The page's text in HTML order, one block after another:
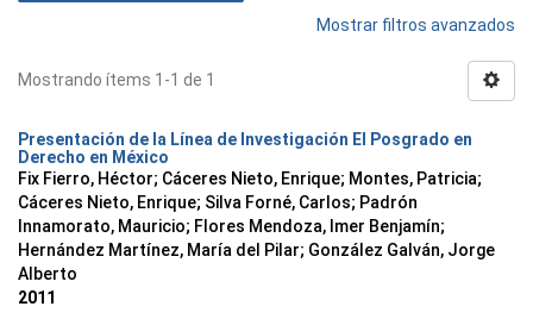
Mostrar filtros avanzados
Mostrando ítems 1-1 de 1
Presentación de la Línea de Investigación El Posgrado en
Derecho en México
Fix Fierro, Héctor; Cáceres Nieto, Enrique; Montes, Patricia;
Cáceres Nieto, Enrique; Silva Forné, Carlos; Padrón
Innamorato, Mauricio; Flores Mendoza, Imer Benjamín;
Hernández Martínez, María del Pilar; González Galván, Jorge
Alberto
2011